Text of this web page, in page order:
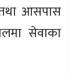
आसपास
सेवाका